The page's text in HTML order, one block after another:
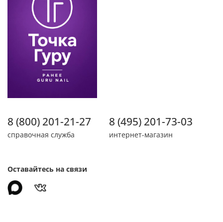
8 (800) 201-21-27
справочная служба
8 (495) 201-73-03
интернет-магазин
Оставайтесь на связи